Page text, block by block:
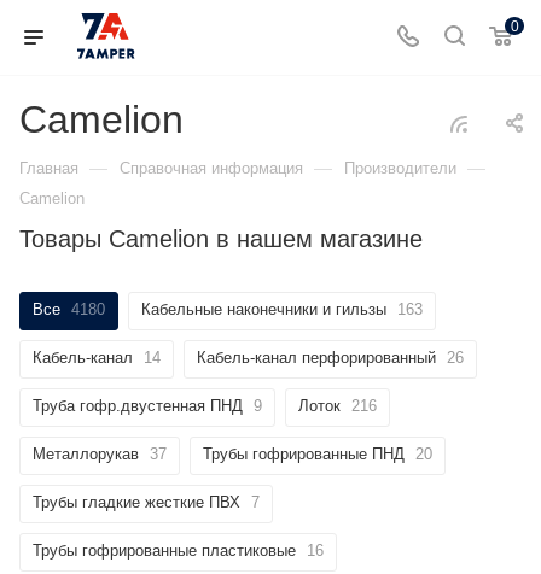
0
Camelion
Главная — Справочная информация — Производители —
Camelion
Товары Camelion в нашем магазине
Все 4180 Кабельные наконечники и гильзы 163
Кабель-канал 14 Кабель-канал перфорированный 26
Труба гофр.двустенная ПНД 9 Лоток 216
Металлорукав 37 Трубы гофрированные ПНД 20
Трубы гладкие жесткие ПВХ 7
Трубы гофрированные пластиковые 16